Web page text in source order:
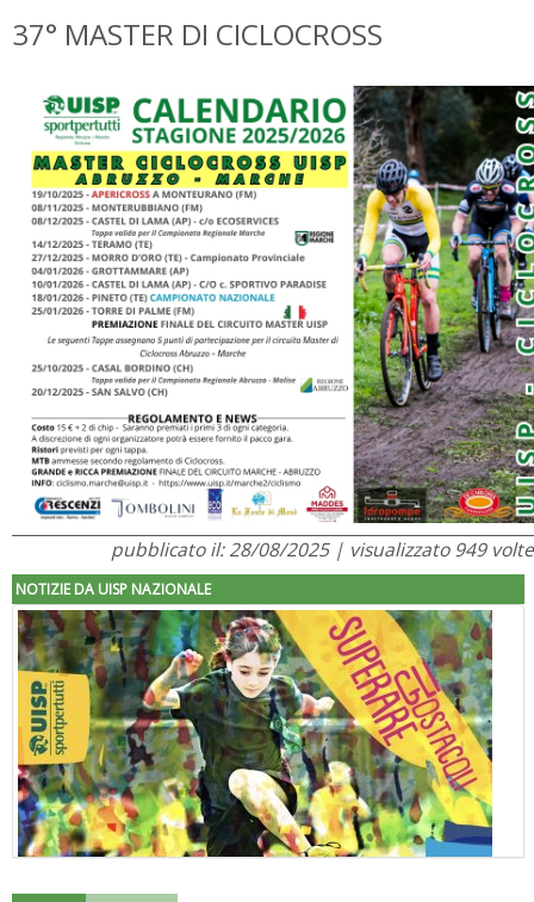
37° MASTER DI CICLOCROSS
pubblicato il: 28/08/2025 | visualizzato 949 volte
NOTIZIE DA UISP NAZIONALE